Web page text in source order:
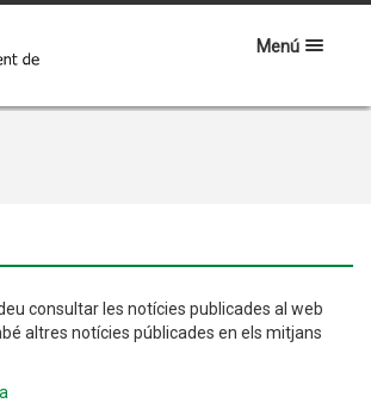
Menú
consultar les notícies publicades al web
altres notícies públicades en els mitjans